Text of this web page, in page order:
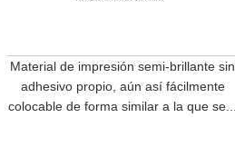
Material de impresión semi-brillante sin
adhesivo propio, aún así fácilmente
colocable de forma similar a la que se...